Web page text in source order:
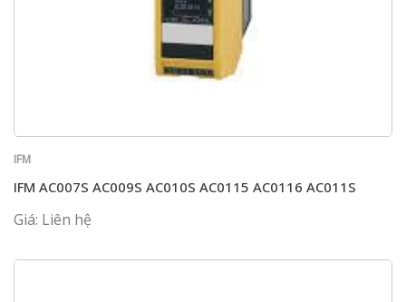
IFM
IFM AC007S AC009S AC010S AC0115 AC0116 AC011S
Giá: Liên hệ